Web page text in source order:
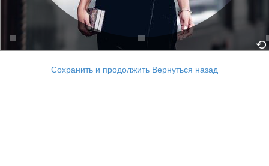
Сохранить и продолжить Вернуться назад